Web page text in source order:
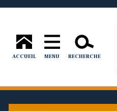
ACCUEIL MENU RECHERCHE